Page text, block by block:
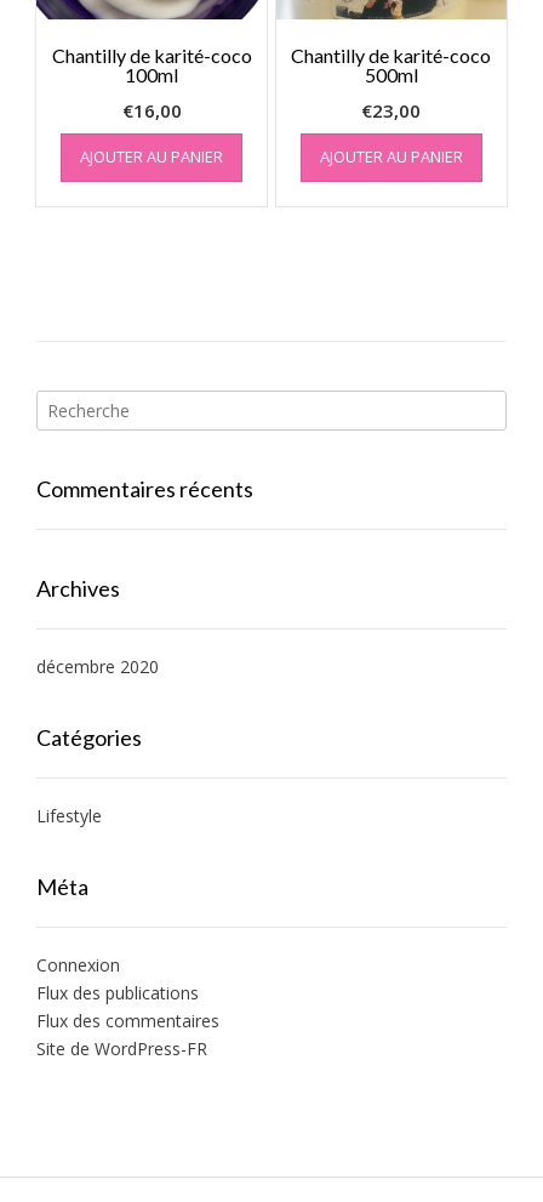
Chantilly de karité-coco
100ml
€16,00
AJOUTER AU PANIER
Chantilly de karité-coco
500ml
€23,00
AJOUTER AU PANIER
Commentaires récents
Archives
décembre 2020
Catégories
Lifestyle
Méta
Connexion
Flux des publications
Flux des commentaires
Site de WordPress-FR